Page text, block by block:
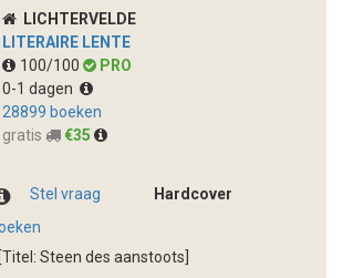
LICHTERVELDE
LITERAIRE LENTE
100/100
PRO
0-1 dagen
28899 boeken
gratis
€35
Stel vraag
Hardcover
Steen des aanstoots]